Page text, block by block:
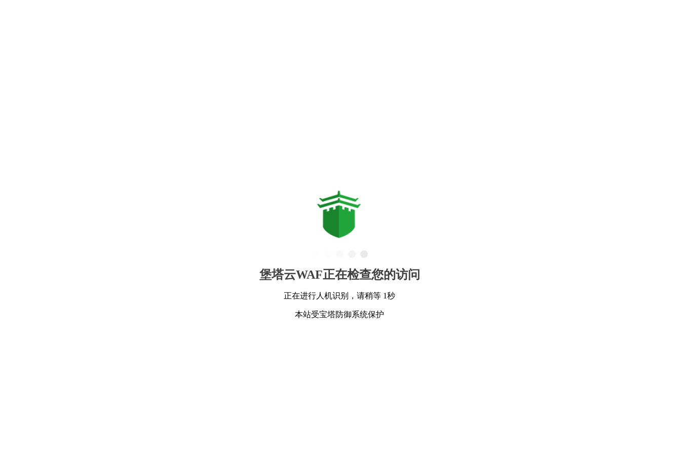
堡塔云WAF正在检查您的访问
正在进行人机识别，请稍等 1秒
本站受宝塔防御系统保护